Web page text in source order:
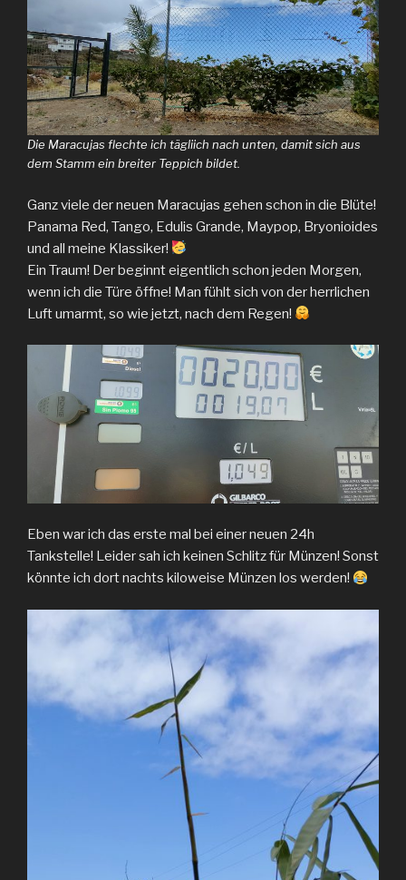
Die Maracujas flechte ich tägliich nach unten, damit sich aus
dem Stamm ein breiter Teppich bildet.
Ganz viele der neuen Maracujas gehen schon in die Blüte!
Panama Red, Tango, Edulis Grande, Maypop, Bryonioides
und all meine Klassiker!
Ein Traum! Der beginnt eigentlich schon jeden Morgen,
wenn ich die Türe öffne! Man fühlt sich von der herrlichen
Luft umarmt, so wie jetzt, nach dem Regen!
Eben war ich das erste mal bei einer neuen 24h
Tankstelle! Leider sah ich keinen Schlitz für Münzen! Sonst
könnte ich dort nachts kiloweise Münzen los werden!